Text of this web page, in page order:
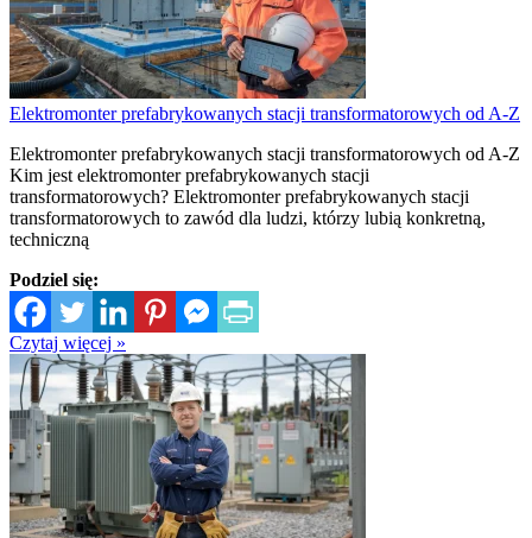
Elektromonter prefabrykowanych stacji transformatorowych od A-Z
Elektromonter prefabrykowanych stacji transformatorowych od A-Z
Kim jest elektromonter prefabrykowanych stacji
transformatorowych? Elektromonter prefabrykowanych stacji
transformatorowych to zawód dla ludzi, którzy lubią konkretną,
techniczną
Podziel się:
Czytaj więcej »